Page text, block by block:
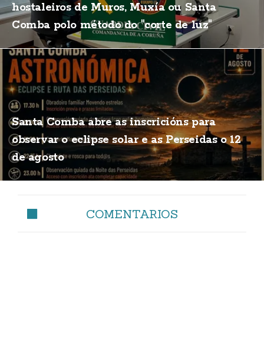
hostaleiros de Muros, Muxía ou Santa
Comba polo método do "corte de luz"
Santa Comba abre as inscricións para
observar o eclipse solar e as Perseidas o 12
de agosto
COMENTARIOS